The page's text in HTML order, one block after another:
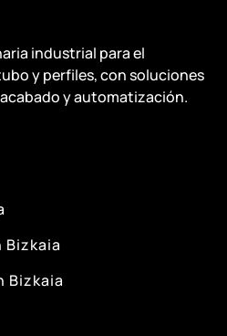
industrial para el
y perfiles, con soluciones
y automatización.
Bizkaia